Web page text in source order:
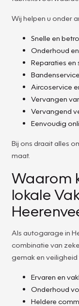
Wij helpen u onder
Snelle en
Onderhoud
Reparaties
Aircoservice
Vervangen
Vervangend
Eenvoudig
Bij ons draait alles
maat.
Waarom
lokale
Als autogarage in
combinatie van
gemak en
Ervaren en
Onderhoud
Heldere